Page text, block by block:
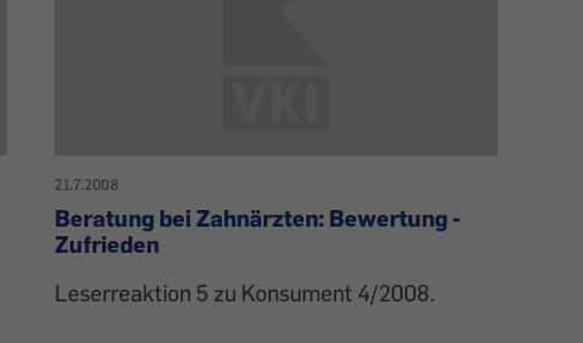
21.7.2008
Beratung bei Zahnärzten: Bewertung -
Zufrieden
Leserreaktion 5 zu Konsument 4/2008.